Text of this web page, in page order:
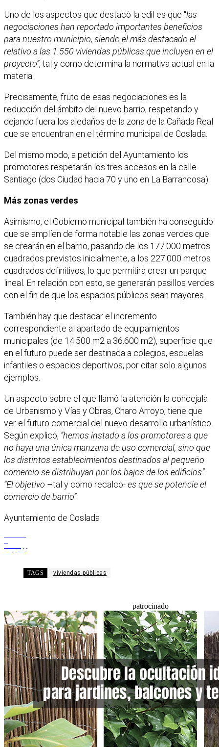
Uno de los aspectos que destacó la edil es que “las
negociaciones han reportado importantes beneficios
para nuestro municipio, siendo el más destacado el
relativo a las 1.550 viviendas públicas que incluyen en el
proyecto”, tal y como determina la normativa actual en la
materia.
Precisamente, fruto de esas negociaciones es la
reducción del ámbito del nuevo barrio, respetando y
dejando fuera los aledaños de la zona de la Cañada Real
que se encuentran en el término municipal de Coslada.
Del mismo modo, a petición del Ayuntamiento los
promotores respetarán los tres accesos en la calle
Santiago (dos Ciudad hacia 70 y uno en La Barrancosa).
Más zonas verdes
Asimismo, el Gobierno municipal también ha conseguido
que se amplíen de forma notable las zonas verdes que
se crearán en el barrio, pasando de los 177.000 metros
cuadrados previstos inicialmente, a los 227.000 metros
cuadrados definitivos, lo que permitirá crear un parque
lineal. En relación con esto, se generarán pasillos verdes
con el fin de que los espacios públicos sean mayores.
También hay que destacar el incremento
correspondiente al apartado de equipamientos
municipales (de 14.500 m2 a 36.600 m2), superficie que
en el futuro puede ser destinada a colegios, escuelas
infantiles o espacios deportivos, por citar solo algunos
ejemplos.
Un aspecto sobre el que llamó la atención la concejala
de Urbanismo y Vías y Obras, Charo Arroyo, tiene que
ver el futuro comercial del nuevo desarrollo urbanístico.
Según explicó, “hemos instado a los promotores a que
no haya una única manzana de uso comercial, sino que
los distintos establecimientos destinados al pequeño
comercio se distribuyan por los bajos de los edificios”.
“El objetivo –tal y como recalcó-es que se potencie el
comercio de barrio”.
Ayuntamiento de Coslada
TAGS viviendas públicas
patrocinado